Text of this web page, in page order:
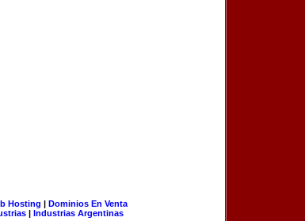
Hosting | Dominios En Venta
| Industrias Argentinas